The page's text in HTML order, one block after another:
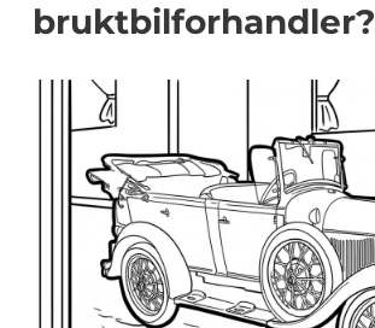
bruktbilforhandler?